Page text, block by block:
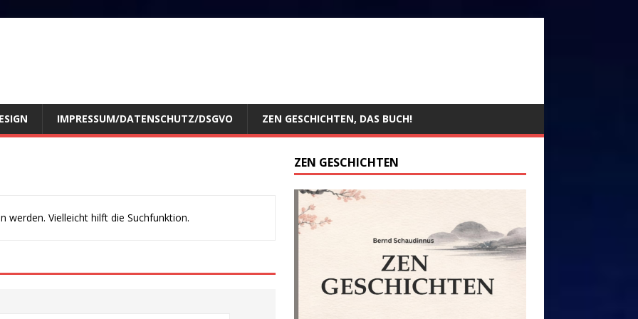
IMPRESSUM/DATENSCHUTZ/DSGVO ZEN GESCHICHTEN, DAS BUCH!
werden. Vielleicht hilft die Suchfunktion.
ZEN GESCHICHTEN